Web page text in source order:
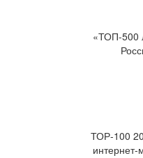
«ТОП-500
ТОР-100
интернет-